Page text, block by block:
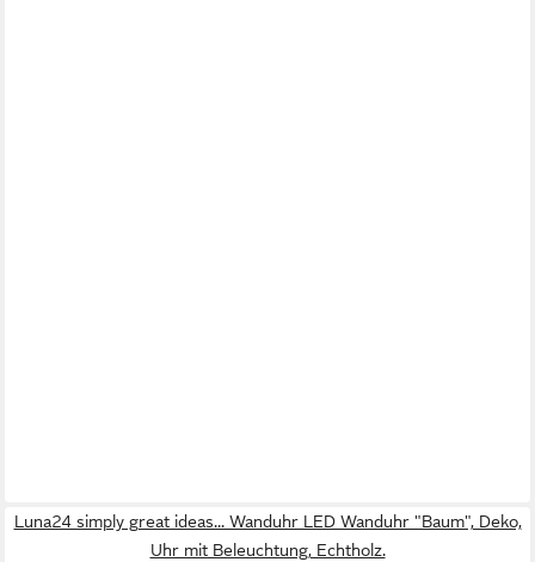
Luna24 simply great ideas... Wanduhr LED Wanduhr "Baum", Deko,
Uhr mit Beleuchtung, Echtholz.